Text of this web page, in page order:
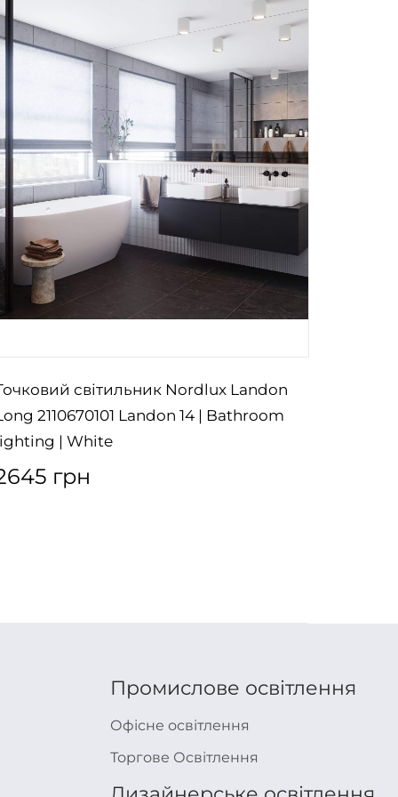
світильник Nordlux Landon
2110670101 Landon 14 | Bathroom
| White
грн
Промислове освітлення
Офісне освітлення
Торгове Освітлення